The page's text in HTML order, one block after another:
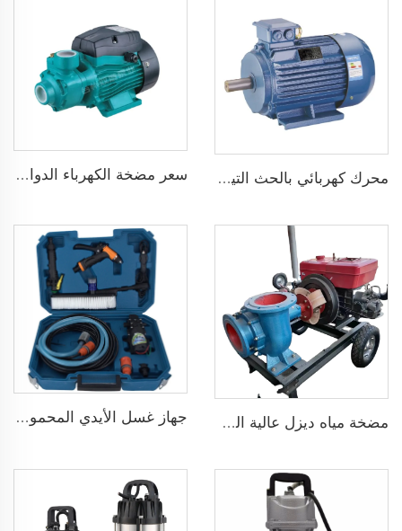
محرك كهربائي بالحث التيار المتردد ثلاثي الطور 1500 دورة في الدقيقة إدخال 2.2KW 3HP خرج جينيراتور ثلاثي الطور للبديل سعر مضخة الكهرباء الدوامة المنزلية سلسلة QB قوة 0.37KW 0.5 حصان مضخة محيطيةQB60
مضخة مياه ديزل عالية الضغط متداولة حديثة البيع لري الزراعة جهاز غسل الأيدي المحمول 12V مضخة غسيل سيارات عالية الضغط